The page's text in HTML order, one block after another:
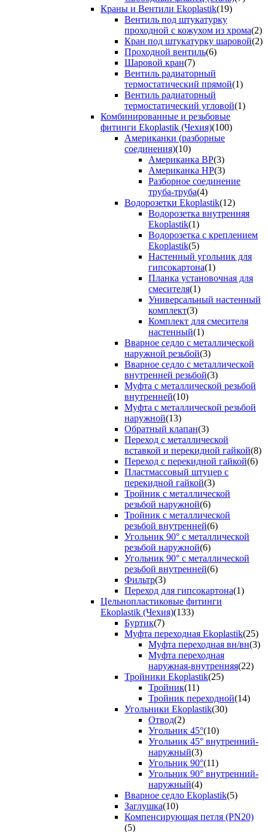
Краны и Вентили Ekoplastik(19)
Вентиль под штукатурку
проходной с кожухом из хрома(2)
Кран под штукатурку шаровой(2)
Проходной вентиль(6)
Шаровой кран(7)
Вентиль радиаторный
термостатический прямой(1)
Вентиль радиаторный
термостатический угловой(1)
Комбинированные и резьбовые
фитинги Ekoplastik (Чехия)(100)
Американки (разборные
соединения)(10)
Американка ВР(3)
Американка НР(3)
Разборное соединение
труба-труба(4)
Водорозетки Ekoplastik(12)
Водорозетка внутренняя
Ekoplastik(1)
Водорозетка с креплением
Ekoplastik(5)
Настенный угольник для
гипсокартона(1)
Планка установочная для
смесителя(1)
Универсальный настенный
комплект(3)
Комплект для смесителя
настенный(1)
Вварное седло с металлической
наружной резьбой(3)
Вварное седло с металлической
внутренней резьбой(3)
Муфта с металлической резьбой
внутренней(10)
Муфта с металлической резьбой
наружной(13)
Обратный клапан(3)
Переход с металлической
вставкой и перекидной гайкой(8)
Переход с перекидной гайкой(6)
Пластмассовый штуцер с
перекидной гайкой(3)
Тройник с металлической
резьбой наружной(6)
Тройник с металлической
резьбой внутренней(6)
Угольник 90° с металлической
резьбой наружной(6)
Угольник 90° с металлической
резьбой внутренней(6)
Фильтр(3)
Переход для гипсокартона(1)
Цельнопластиковые фитинги
Ekoplastik (Чехия)(133)
Буртик(7)
Муфта переходная Ekoplastik(25)
Муфта переходная вн/вн(3)
Муфта переходная
наружная-внутренняя(22)
Тройники Ekoplastik(25)
Тройник(11)
Тройник переходной(14)
Угольники Ekoplastik(30)
Отвод(2)
Угольник 45°(10)
Угольник 45° внутренний-
наружный(3)
Угольник 90°(11)
Угольник 90° внутренний-
наружный(4)
Вварное седло Ekoplastik(5)
Заглушка(10)
Компенсирующая петля (PN20)
(5)